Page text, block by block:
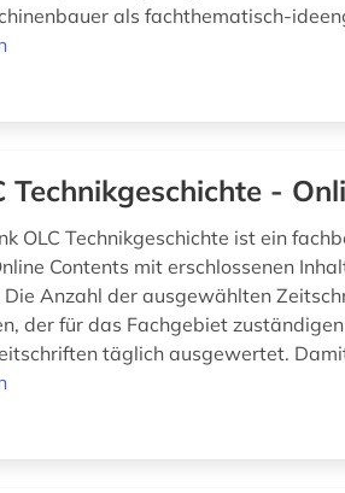
als fachthematisch-
Technikgeschichte -
OLC Technikgeschichte ist ein
Contents mit erschlossenen
Anzahl der ausgewählten
der für das Fachgebiet
täglich ausgewertet.